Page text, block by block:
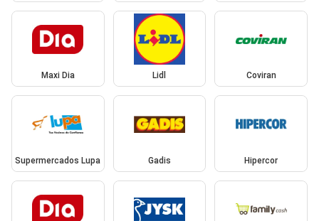
Maxi Dia Lidl Coviran
Supermercados Lupa Gadis Hipercor